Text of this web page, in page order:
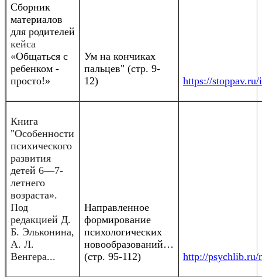
Сборник
материалов
для родителей
кейса
«Общаться с
ребенком -
просто!»
Ум на кончиках
пальцев" (стр. 9-
12)
https://
Книга
"Особенности
психического
развития
детей 6—7-
летнего
возраста».
Под
редакцией Д.
Б. Эльконина,
А. Л.
Венгера...
Направленное
формирование
психологических
новообразований…
(стр. 95-112)
http://psychlib.ru/